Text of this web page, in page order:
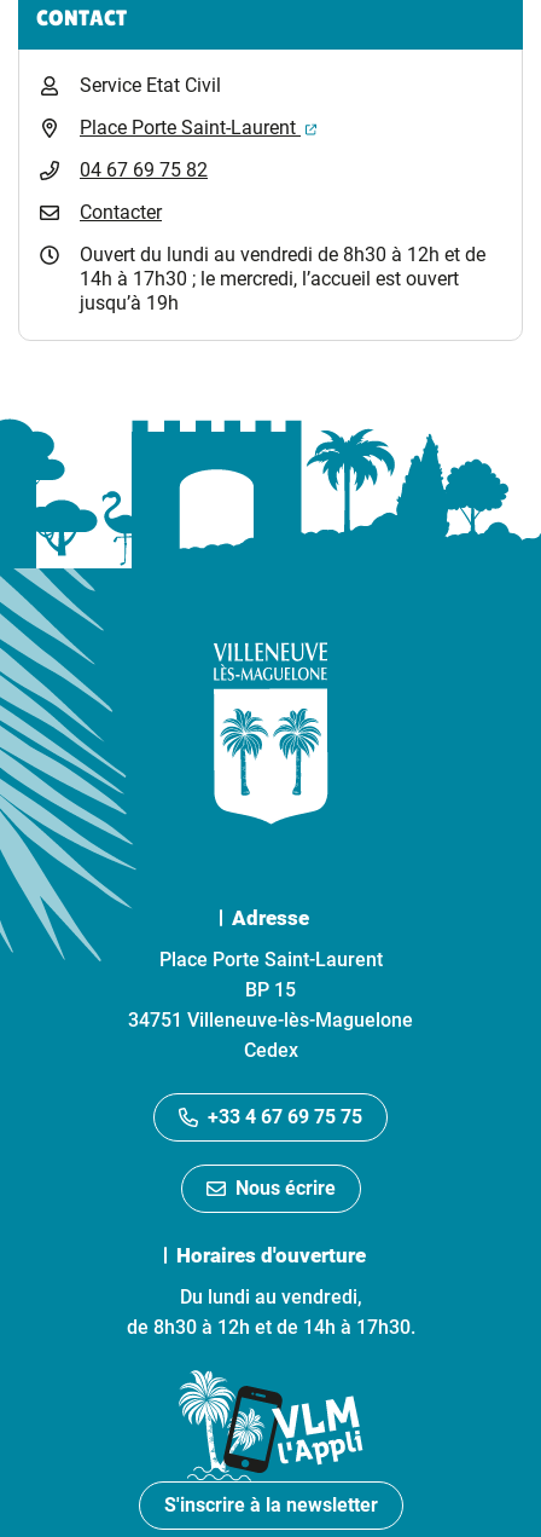
CONTACT
Service Etat Civil
Place Porte Saint-Laurent
(ouverture dans un
04 67 69 75 82
Contacter
Ouvert du lundi au vendredi de 8h30 à 12h et de
14h à 17h30 ; le mercredi, l’accueil est ouvert
jusqu’à 19h
Adresse
Place Porte Saint-Laurent
BP 15
34751 Villeneuve-lès-Maguelone
Cedex
+33 4 67 69 75 75
Nous écrire
Horaires d'ouverture
Du lundi au vendredi,
de 8h30 à 12h et de 14h à 17h30.
S'inscrire à la newsletter